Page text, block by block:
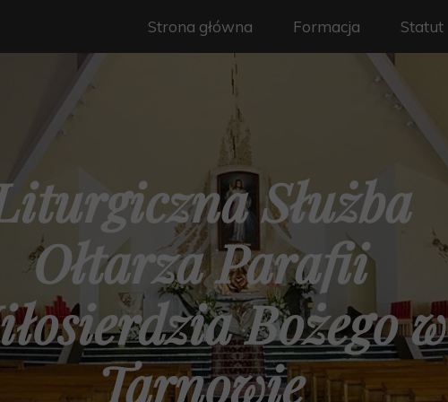
Służba
Ołtarza Parafii
Bożego w
Tarnowie
Strona główna Formacja Statut